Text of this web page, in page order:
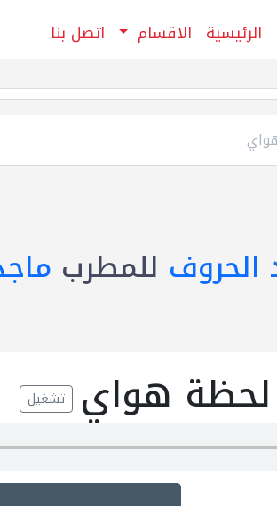
الرئيسية الاقسام اتصل بنا
للمطرب
لحظة هواي تشغيل